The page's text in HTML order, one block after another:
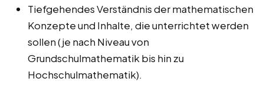
Tiefgehendes Verständnis der mathematischen
Konzepte und Inhalte, die unterrichtet werden
sollen (je nach Niveau von
Grundschulmathematik bis hin zu
Hochschulmathematik).